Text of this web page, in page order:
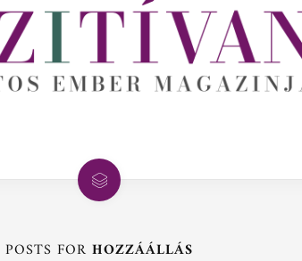
POSTS FOR HOZZÁÁLLÁS